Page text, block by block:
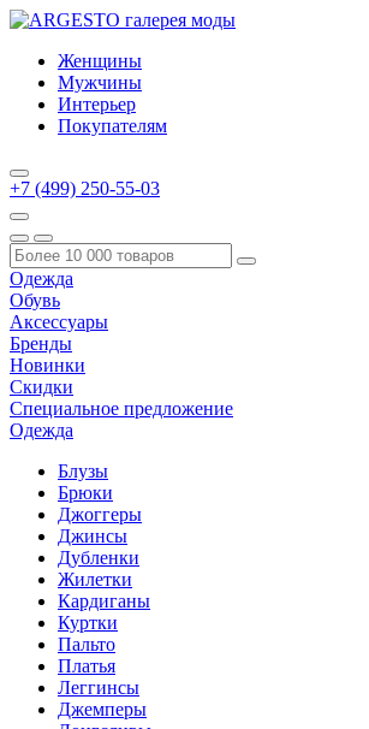
Женщины
Мужчины
Интерьер
Покупателям
+7 (499) 250-55-03
Одежда
Обувь
Аксессуары
Бренды
Новинки
Скидки
Специальное предложение
Одежда
Блузы
Брюки
Джоггеры
Джинсы
Дубленки
Жилетки
Кардиганы
Куртки
Пальто
Платья
Леггинсы
Джемперы